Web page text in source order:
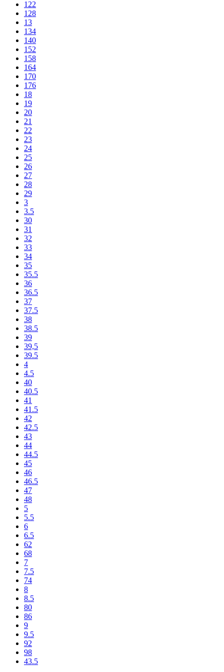
122
128
13
134
140
152
158
164
170
176
18
19
20
21
22
23
24
25
26
27
28
29
3
3.5
30
31
32
33
34
35
35.5
36
36.5
37
37.5
38
38.5
39
39,5
39.5
4
4.5
40
40.5
41
41.5
42
42.5
43
44
44.5
45
46
46.5
47
48
5
5.5
6
6.5
62
68
7
7.5
74
8
8.5
80
86
9
9.5
92
98
43.5